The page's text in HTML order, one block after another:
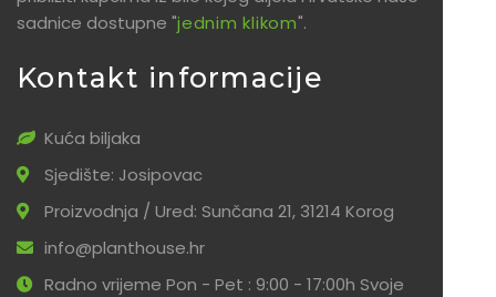
sadnice dostupne "jednim klikom".
Kontakt informacije
Kuća biljaka
Sjedište: Josipovac
Proizvodnja / Ured: Sunčana 21, 31214 Korog
info@planthouse.hr
Radno vrijeme Pon - Pet : 9:00 - 17:00h Svoje